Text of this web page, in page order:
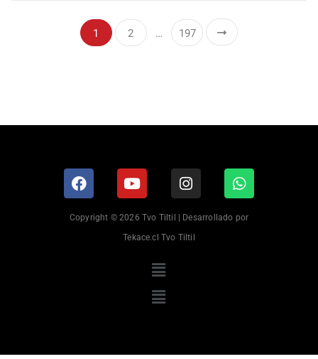
1 2 … 197
Copyright © 2026 Tvo Tiltil | Desarrollado por
Tekace.cl Tvo Tiltil